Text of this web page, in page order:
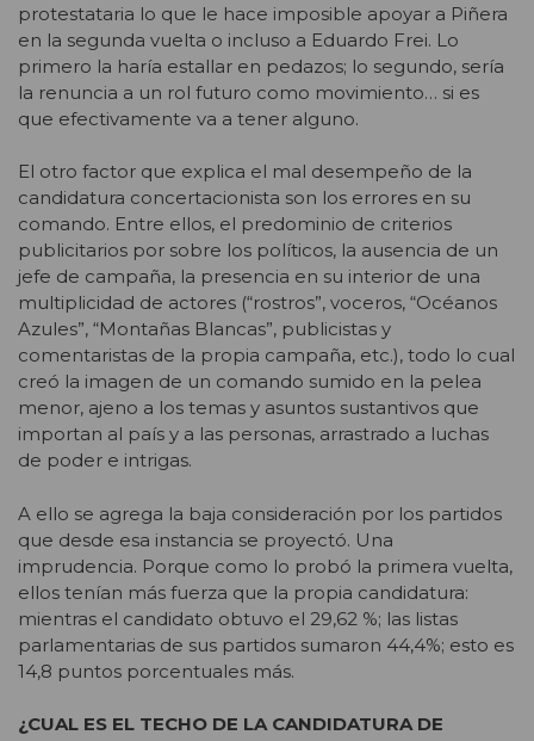
protestataria lo que le hace imposible apoyar a Piñera
en la segunda vuelta o incluso a Eduardo Frei. Lo
primero la haría estallar en pedazos; lo segundo, sería
la renuncia a un rol futuro como movimiento… si es
que efectivamente va a tener alguno.
El otro factor que explica el mal desempeño de la
candidatura concertacionista son los errores en su
comando. Entre ellos, el predominio de criterios
publicitarios por sobre los políticos, la ausencia de un
jefe de campaña, la presencia en su interior de una
multiplicidad de actores (“rostros”, voceros, “Océanos
Azules”, “Montañas Blancas”, publicistas y
comentaristas de la propia campaña, etc.), todo lo cual
creó la imagen de un comando sumido en la pelea
menor, ajeno a los temas y asuntos sustantivos que
importan al país y a las personas, arrastrado a luchas
de poder e intrigas.
A ello se agrega la baja consideración por los partidos
que desde esa instancia se proyectó. Una
imprudencia. Porque como lo probó la primera vuelta,
ellos tenían más fuerza que la propia candidatura:
mientras el candidato obtuvo el 29,62 %; las listas
parlamentarias de sus partidos sumaron 44,4%; esto es
14,8 puntos porcentuales más.
¿CUAL ES EL TECHO DE LA CANDIDATURA DE